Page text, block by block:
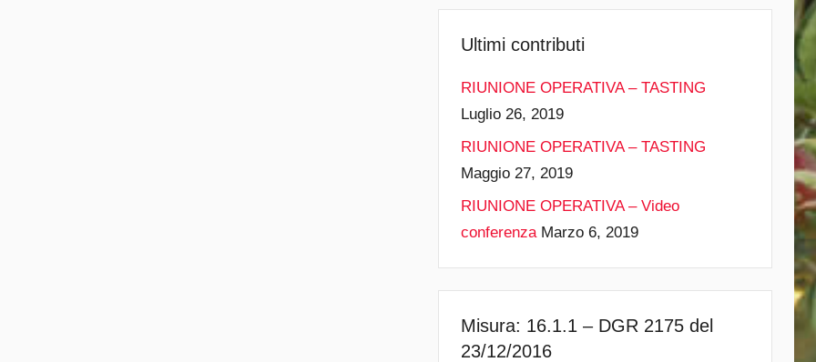
Ultimi contributi
RIUNIONE OPERATIVA – TASTING
Luglio 26, 2019
RIUNIONE OPERATIVA – TASTING
Maggio 27, 2019
RIUNIONE OPERATIVA – Video
conferenza Marzo 6, 2019
Misura: 16.1.1 – DGR 2175 del
23/12/2016